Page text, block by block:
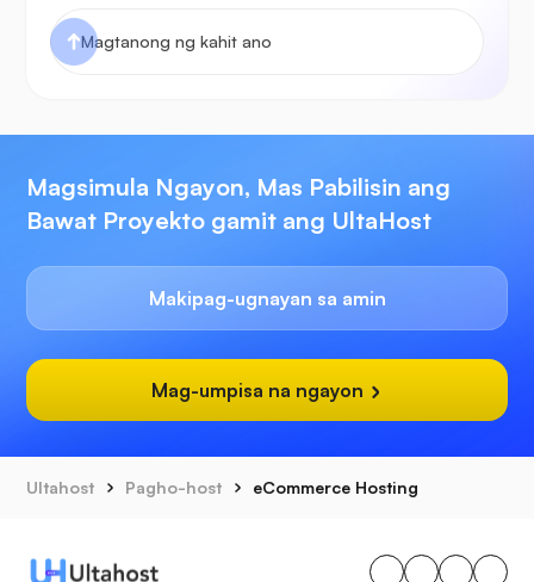
Magsimula Ngayon, Mas Pabilisin ang
Bawat Proyekto gamit ang UltaHost
Makipag-ugnayan sa amin
Mag-umpisa na ngayon
Ultahost Pagho-host eCommerce Hosting